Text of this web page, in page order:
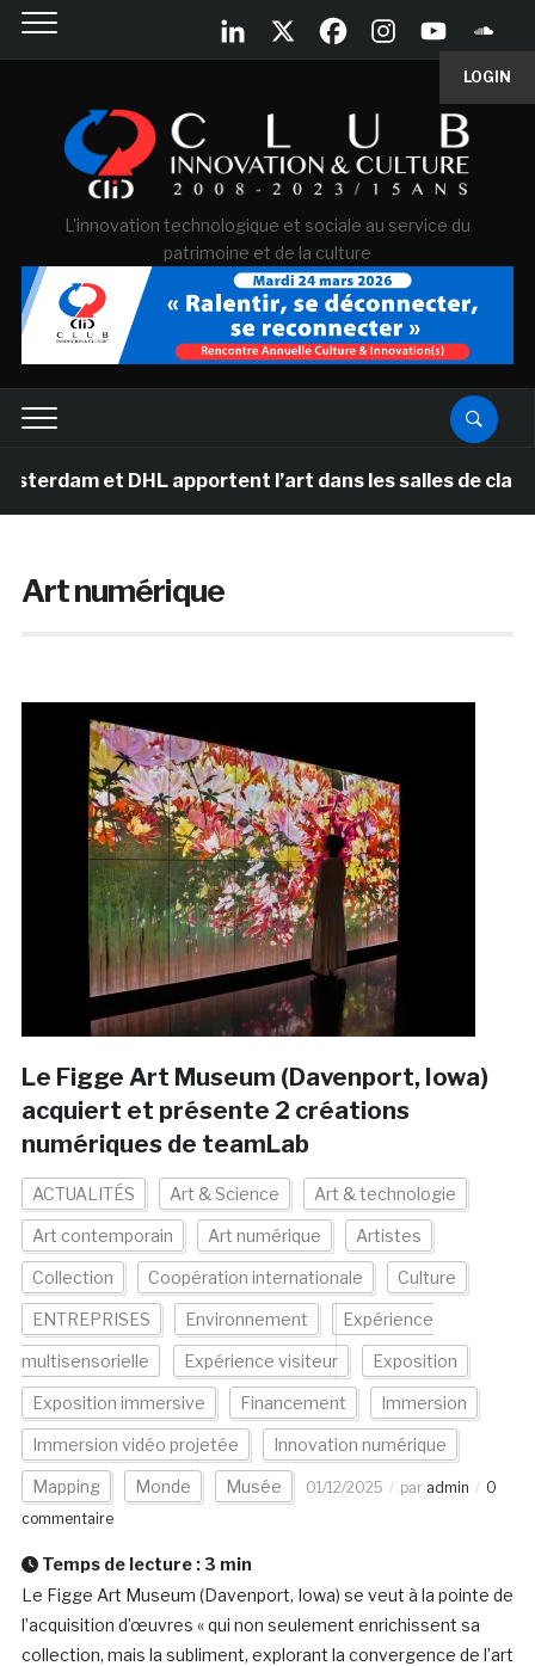
LOGIN
L'innovation technologique et sociale au service du
patrimoine et de la culture
et DHL apportent l’art dans les salles de classe des
Art numérique
Le Figge Art Museum (Davenport, Iowa)
acquiert et présente 2 créations
numériques de teamLab
ACTUALITÉS Art & Science Art & technologie
Art contemporain Art numérique Artistes
Collection Coopération internationale Culture
ENTREPRISES Environnement Expérience
multisensorielle Expérience visiteur Exposition
Exposition immersive Financement Immersion
Immersion vidéo projetée Innovation numérique
Mapping Monde Musée 01/12/2025 par admin
0
commentaire
Temps de lecture : 3 min
Le Figge Art Museum (Davenport, Iowa) se veut à la pointe de
l’acquisition d’œuvres « qui non seulement enrichissent sa
collection, mais la subliment, explorant la convergence de l’art